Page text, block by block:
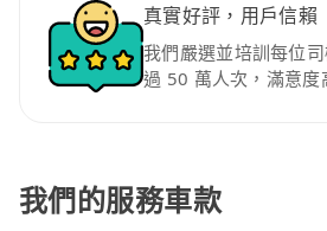
真實好評，用戶信賴
我們嚴選並培訓每位
過 50 萬人次，滿意度
我們的服務車款